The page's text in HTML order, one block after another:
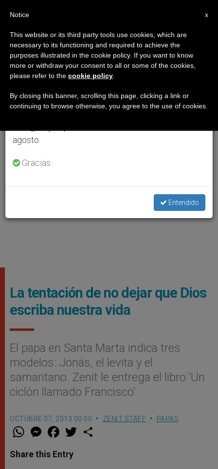
La tentación de no dejar que Dios
escriba nuestra vida
El papa en Santa Marta indica tres
modelos: Jonás, el levita y el
samaritano. Zenit le entrega el libro ‘Un
ciclón llamado Francisco’
OCTUBRE 07, 2013 00:00 ZENIT STAFF PAPAS
W
t
s
M
e
s
e
F
a
e
b
w
Share this Entry
×
Aviso importante
Del 27 de julio al 7 de agosto haremos la pausa
anual, aprovechando que en el periodo de verano
se generan menos informaciones y también el
agosto.
Gracias.
Entendido
x
Notice
This website or its third party tools use cookies, which are
necessary to its functioning and required to achieve the
purposes illustrated in the cookie policy. If you want to know
more or withdraw your consent to all or some of the cookies,
please refer to the cookie policy
By closing this banner, scrolling this page, clicking a link or
continuing to browse otherwise, you agree to the use of cookies.